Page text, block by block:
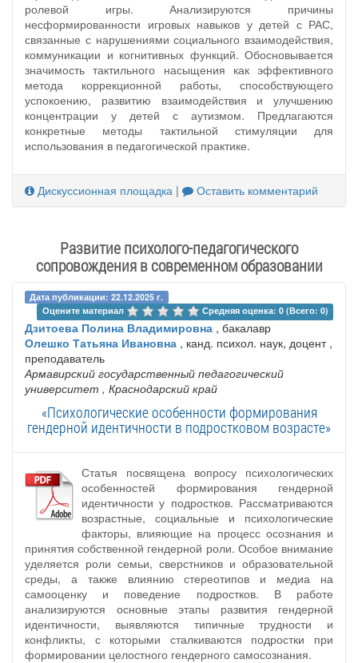
ролевой игры. Анализируются причины
несформированности игровых навыков у детей с РАС,
связанные с нарушениями социального взаимодействия,
коммуникации и когнитивных функций. Обосновывается
значимость тактильного насыщения как эффективного
метода коррекционной работы, способствующего
успокоению, развитию взаимодействия и улучшению
концентрации у детей с аутизмом. Предлагаются
конкретные методы тактильной стимуляции для
использования в педагогической практике.
Дискуссионная площадка | Оставить комментарий
Развитие психолого-педагогического
сопровождения в современном образовании
Дата публикации: 22.12.2025 г.
Оцените материал
Средняя оценка: 0 (Всего: 0)
Дзитоева Полина Владимировна , бакалавр
Олешко Татьяна Ивановна , канд. психол. наук, доцент ,
преподаватель
Армавирский государственный педагогический
университет , Краснодарский край
«Психологические особенности формирования
гендерной идентичности в подростковом возрасте»
Статья посвящена вопросу психологических
особенностей формирования гендерной
идентичности у подростков. Рассматриваются
возрастные, социальные и психологические
факторы, влияющие на процесс осознания и
принятия собственной гендерной роли. Особое внимание
уделяется роли семьи, сверстников и образовательной
среды, а также влиянию стереотипов и медиа на
самооценку и поведение подростков. В работе
анализируются основные этапы развития гендерной
идентичности, выявляются типичные трудности и
конфликты, с которыми сталкиваются подростки при
формировании целостного гендерного самосознания.